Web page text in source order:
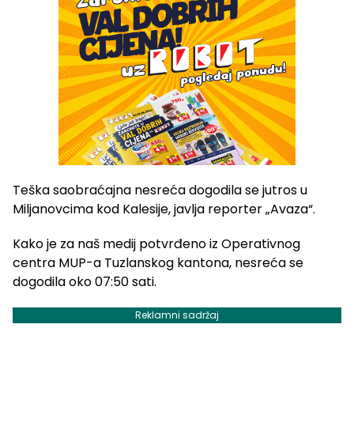
Teška saobraćajna nesreća dogodila se jutros u
Miljanovcima kod Kalesije, javlja reporter „Avaza“.
Kako je za naš medij potvrđeno iz Operativnog
centra MUP-a Tuzlanskog kantona, nesreća se
dogodila oko 07:50 sati.
Reklamni sadržaj